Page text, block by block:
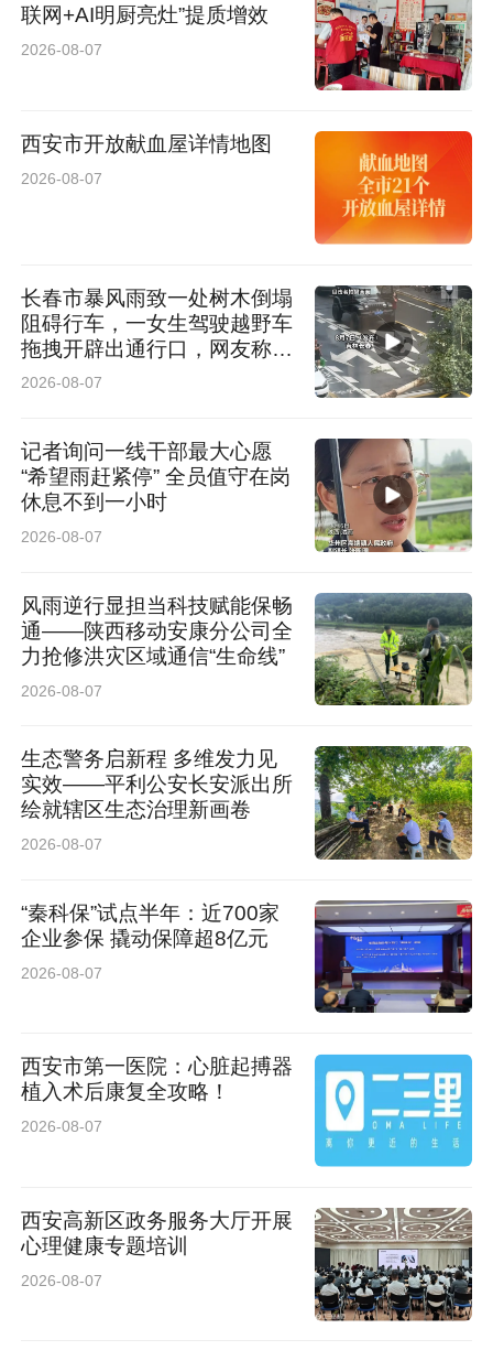
2025年，西影与西安欧亚学院联合建设的“西影·
欧亚学院联合实验中心”在西影XR电影产业基地
没有传统教室的桌椅排布，只有专业影棚的配套
练。
是作业，更是作品。依托陕西作为文化大省、文
旅产业链，从师资配置到课程设置，从案例教学
到项目实践，每一个环节都围绕真实文旅场景展
开，让学生从入学起就明确未来的工作方向。
学子走出课本、深入产业一线，曾经只存在于实
验室概念里的前沿技术，如今已然走进他们的日
常培养中，成为触手可及的学习内容、硬核实用
“让学生会游泳，就得先把他丢进水里。”曹小娟
的比喻，直白道出西安欧亚学院新传媒教育的核
联网+AI明厨亮灶”提质增效
2026-08-07
西安市开放献血屋详情地图
2026-08-07
长春市暴风雨致一处树木倒塌
阻碍行车，一女生驾驶越野车
拖拽开辟出通行口，网友称赞
女司机拖拽时放缆旗还慢速！
2026-08-07
记者询问一线干部最大心愿
“希望雨赶紧停” 全员值守在岗
休息不到一小时
2026-08-07
风雨逆行显担当科技赋能保畅
通——陕西移动安康分公司全
力抢修洪灾区域通信“生命线”
2026-08-07
生态警务启新程 多维发力见
实效——平利公安长安派出所
绘就辖区生态治理新画卷
2026-08-07
“秦科保”试点半年：近700家
企业参保 撬动保障超8亿元
2026-08-07
西安市第一医院：心脏起搏器
植入术后康复全攻略！
2026-08-07
西安高新区政务服务大厅开展
心理健康专题培训
2026-08-07